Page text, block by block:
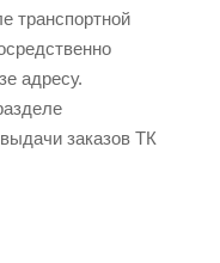
транспортной
адресу.
заказов ТК